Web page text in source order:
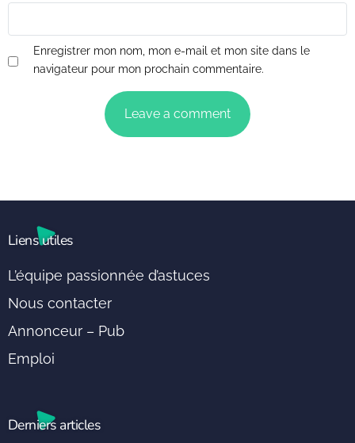
Enregistrer mon nom, mon e-mail et mon site dans le
navigateur pour mon prochain commentaire.
Liens utiles
L’équipe passionnée d’astuces
Nous contacter
Annonceur – Pub
Emploi
Derniers articles